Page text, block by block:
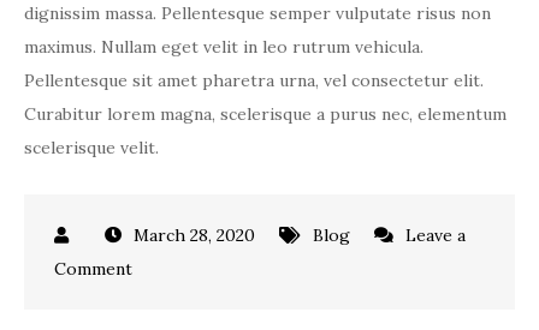
dignissim massa. Pellentesque semper vulputate risus non
maximus. Nullam eget velit in leo rutrum vehicula.
Pellentesque sit amet pharetra urna, vel consectetur elit.
Curabitur lorem magna, scelerisque a purus nec, elementum
scelerisque velit.
March 28, 2020 Blog
Leave a
Commenton